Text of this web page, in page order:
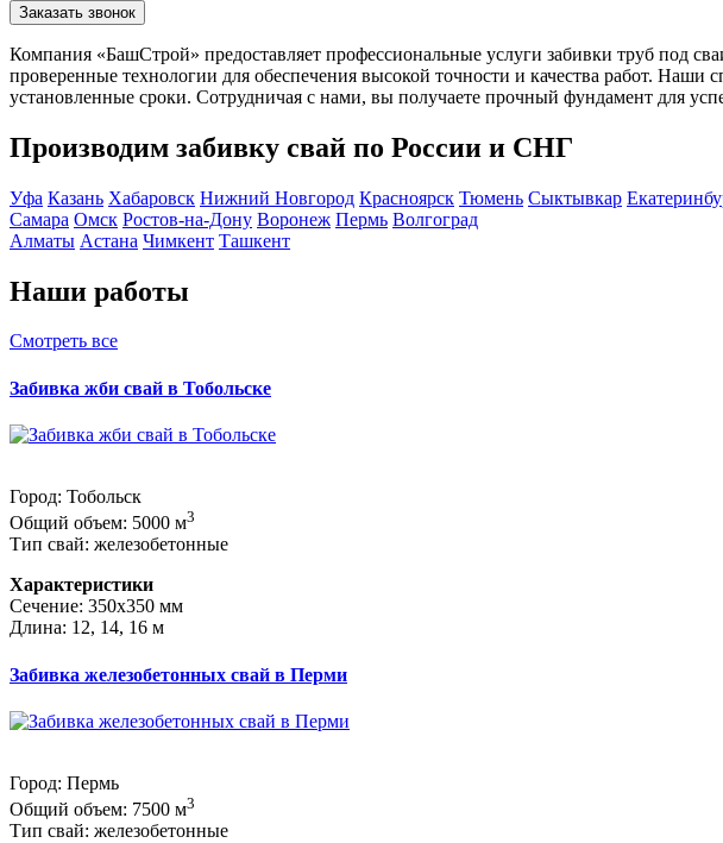
Заказать звонок
Компания «БашСтрой» предоставляет профессиональные услуги забивки труб под
проверенные технологии для обеспечения высокой точности и качества работ.
установленные сроки. Сотрудничая с нами, вы получаете прочный фундамент для
Производим забивку свай по России и СНГ
Уфа Казань Хабаровск Нижний Новгород Красноярск Тюмень Сыктывкар
Самара Омск Ростов-на-Дону Воронеж Пермь Волгоград
Алматы Астана Чимкент Ташкент
Наши работы
Смотреть все
Забивка жби свай в Тобольске
Город: Тобольск
Общий объем: 5000 м3
Тип свай: железобетонные
Характеристики
Сечение: 350х350 мм
Длина: 12, 14, 16 м
Забивка железобетонных свай в Перми
Город: Пермь
Общий объем: 7500 м3
Тип свай: железобетонные